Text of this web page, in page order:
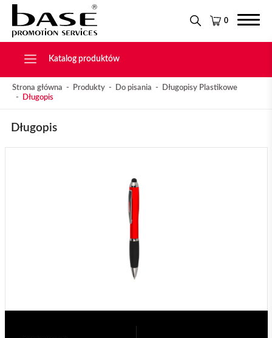
0
KONTAKT
Katalog produktów
Tekstylia
Świąteczne
Drobiazgi, Breloki
Strona główna Produkty Do pisania
Długopisy Plastikowe
Długopis
Długopis